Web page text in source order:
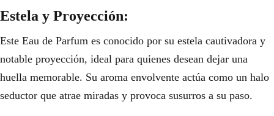
Estela y Proyección:
Este Eau de Parfum es conocido por su estela cautivadora y
notable proyección, ideal para quienes desean dejar una
huella memorable. Su aroma envolvente actúa como un halo
seductor que atrae miradas y provoca susurros a su paso.